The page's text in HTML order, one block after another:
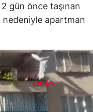
2 gün önce taşınan
nedeniyle apartman